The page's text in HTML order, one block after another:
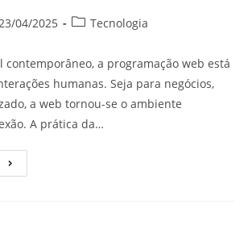
04/2025 Tecnologia
a programação web está
humanas. Seja para negócios,
a web tornou-se o ambiente
A prática da…